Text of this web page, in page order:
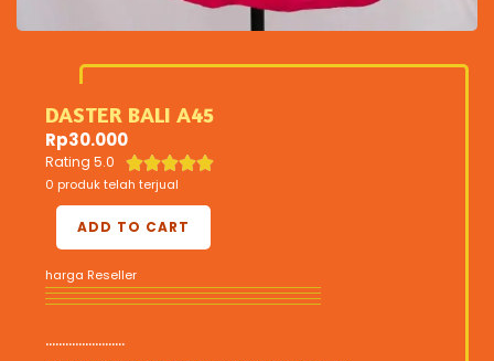
DASTER BALI A45
Rp30.000
Rating 5.0 
0 produk telah terjual
ADD TO CART
harga Reseller
........................